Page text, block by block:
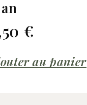
€
au panier